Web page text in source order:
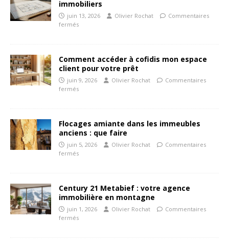
immobiliers
juin 13, 2026 Olivier Rochat
Commentaires
fermés
Comment accéder à cofidis mon espace
client pour votre prêt
juin 9, 2026 Olivier Rochat
Commentaires
fermés
Flocages amiante dans les immeubles
anciens : que faire
juin 5, 2026 Olivier Rochat
Commentaires
fermés
Century 21 Metabief : votre agence
immobilière en montagne
juin 1, 2026 Olivier Rochat
Commentaires
fermés